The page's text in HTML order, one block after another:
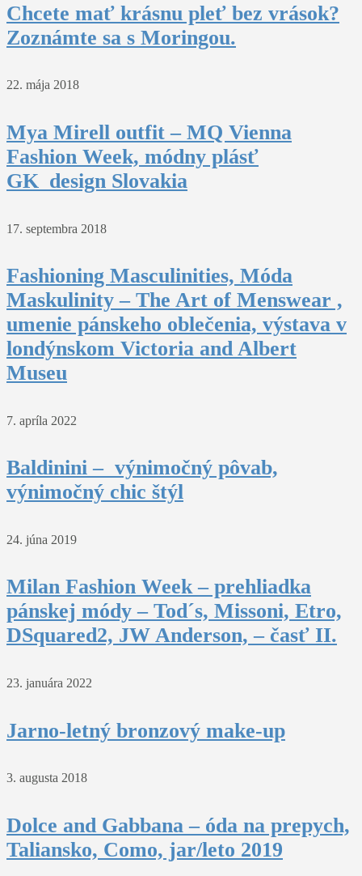
Chcete mať krásnu pleť bez vrások?
Zoznámte sa s Moringou.
22. mája 2018
Mya Mirell outfit – MQ Vienna
Fashion Week, módny plásť
GK_design Slovakia
17. septembra 2018
Fashioning Masculinities, Móda
Maskulinity – The Art of Menswear ,
umenie pánskeho oblečenia, výstava v
londýnskom Victoria and Albert
Museu
7. apríla 2022
Baldinini – výnimočný pôvab,
výnimočný chic štýl
24. júna 2019
Milan Fashion Week – prehliadka
pánskej módy – Tod´s, Missoni, Etro,
DSquared2, JW Anderson, – časť II.
23. januára 2022
Jarno-letný bronzový make-up
3. augusta 2018
Dolce and Gabbana – óda na prepych,
Taliansko, Como, jar/leto 2019